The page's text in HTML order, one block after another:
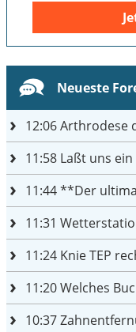
Neueste
12:06Arthrodese
11:58 Laßt uns ein
11:44**Der
11:31
11:24 Knie TEP
11:20Welches
10:37